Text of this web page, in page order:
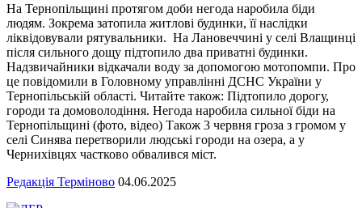
На Тернопільщині протягом доби негода наробила біди
людям. Зокрема затопила житлові будинки, її наслідки
ліквідовували рятувальники. На Лановеччині у селі Влащинці
після сильного дощу підтопило два приватні будинки.
Надзвичайники відкачали воду за допомогою мотопомпи. Про
це повідомили в Головному управлінні ДСНС України у
Тернопільській області. Читайте також: Підтопило дорогу,
городи та домоволодіння. Негода наробила сильної біди на
Тернопільщині (фото, відео) Також 3 червня гроза з громом у
селі Синява перетворили людські городи на озера, а у
Чернихівцях частково обвалився міст.
Редакція Терміново 04.06.2025